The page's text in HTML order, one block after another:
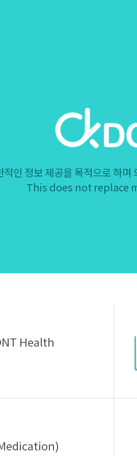
적인 정보 제공을 목적으로 하
This does not replace
Health